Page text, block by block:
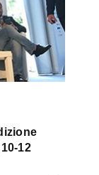
12